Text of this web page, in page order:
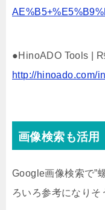
●HinoADO Tools |
http://hinoado.com/
画像検索も活用
Google画像検索で”
ろいろ参考になりそ